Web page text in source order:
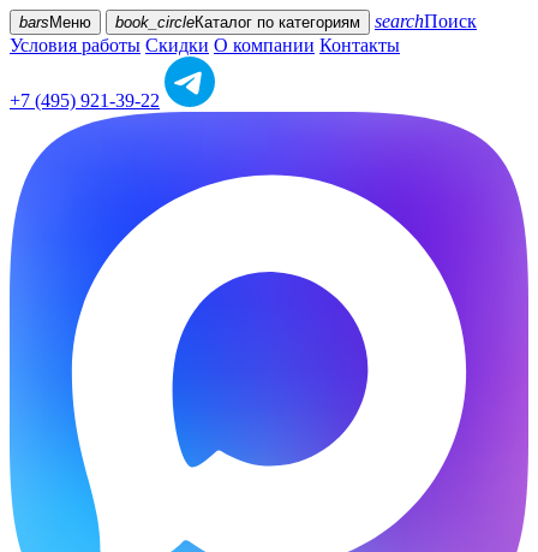
bars Меню book_circleКаталог по категориям searchПоиск
Условия работы Скидки О компании Контакты
+7 (495) 921-39-22